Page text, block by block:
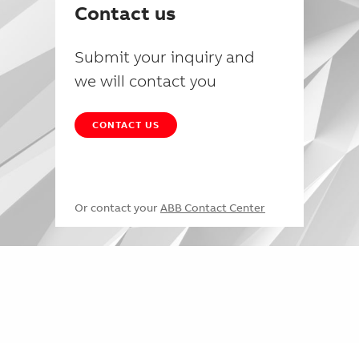
Contact us
Submit your inquiry and
we will contact you
CONTACT US
Or contact your ABB Contact Center